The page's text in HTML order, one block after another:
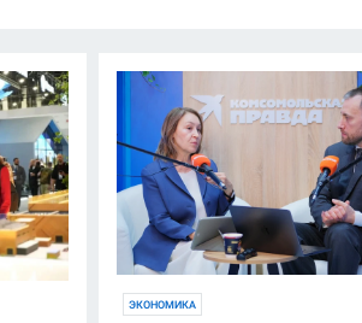
ЭКОНОМИКА